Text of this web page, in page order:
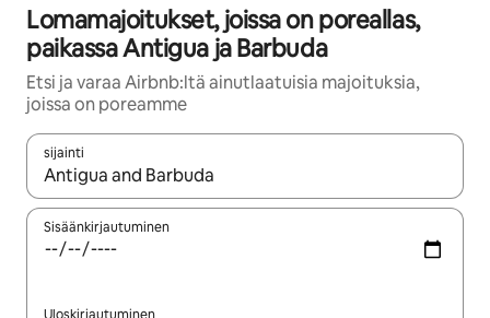
Lomamajoitukset, joissa on poreallas,
paikassa Antigua ja Barbuda
Etsi ja varaa Airbnb:ltä ainutlaatuisia majoituksia,
joissa on poreamme
sijainti
Kun tulokset ovat saatavilla, navigoi ylös- ja alas-
Sisäänkirjautuminen